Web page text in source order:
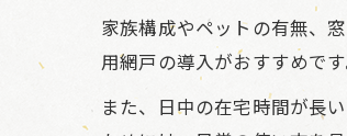
家族構成やペットの有無、
用網戸の導入がおすすめで
また、日中の在宅時間が長